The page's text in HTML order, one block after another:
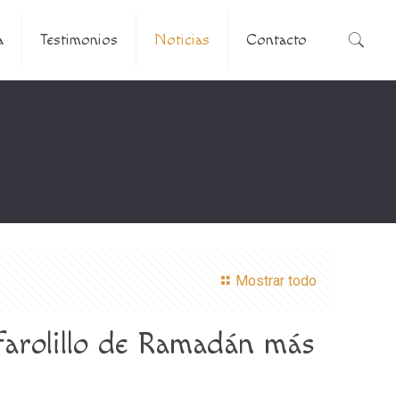
Testimonios Noticias Contacto
Mostrar todo
de Ramadán más